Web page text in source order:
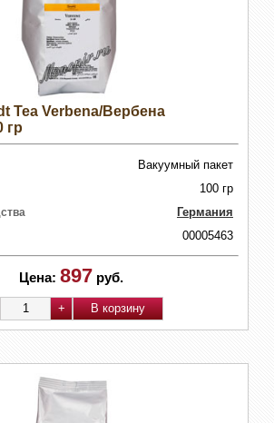
Tea Verbena/Вербена
гр
Вакуумный пакет
100 гр
Германия
00005463
Цена: 897 руб.